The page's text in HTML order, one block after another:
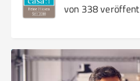
von 338